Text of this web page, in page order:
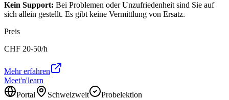
Kein Support: Bei Problemen oder Unzufriedenheit sind Sie auf
sich allein gestellt. Es gibt keine Vermittlung von Ersatz.
Preis
CHF 20-50/h
Mehr erfahren
Meet'n'learn
Portal
Schweizweit
Probelektion